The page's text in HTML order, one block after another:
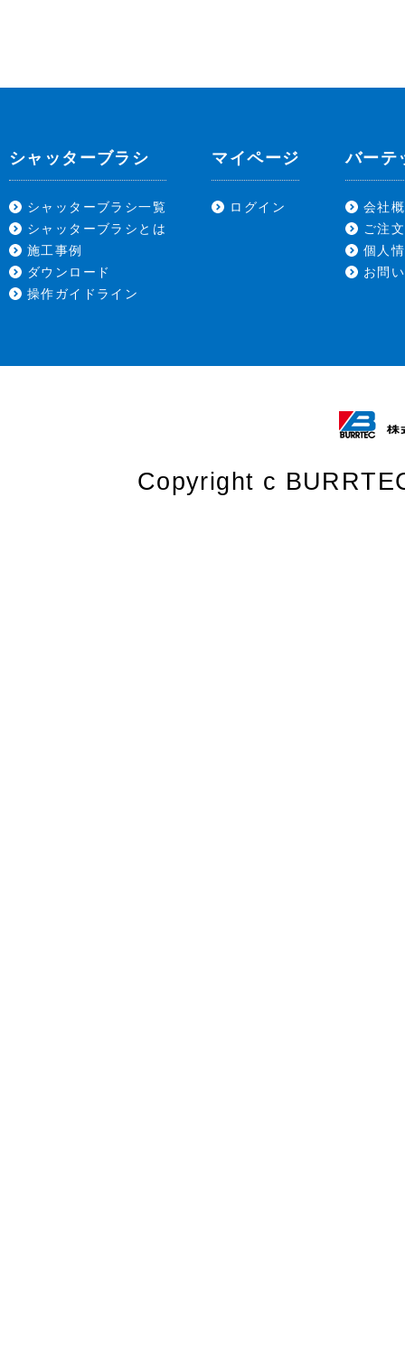
シャッターブラシ
シャッターブラシ一覧
シャッターブラシとは
施工事例
ダウンロード
操作ガイドライン
マイページ
ログイン
バーテ
会社
ご注
個人
お問
Copyright c